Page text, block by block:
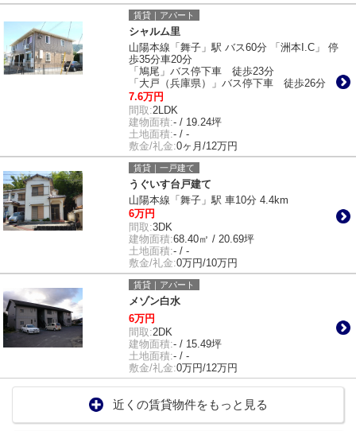
賃貸｜アパート
シャルム里
山陽本線「舞子」駅 バス60分 「洲本I.C」 停
歩35分車20分
「鳩尾」バス停下車 徒歩23分
「大戸（兵庫県）」バス停下車 徒歩26分
7.6万円
間取:2LDK
建物面積:- / 19.24坪
土地面積:- / -
敷金/礼金:0ヶ月/12万円
賃貸｜一戸建て
うぐいす台戸建て
山陽本線「舞子」駅 車10分 4.4km
6万円
間取:3DK
建物面積:68.40㎡ / 20.69坪
土地面積:- / -
敷金/礼金:0万円/10万円
賃貸｜アパート
メゾン白水
6万円
間取:2DK
建物面積:- / 15.49坪
土地面積:- / -
敷金/礼金:0万円/12万円
近くの賃貸物件をもっと見る